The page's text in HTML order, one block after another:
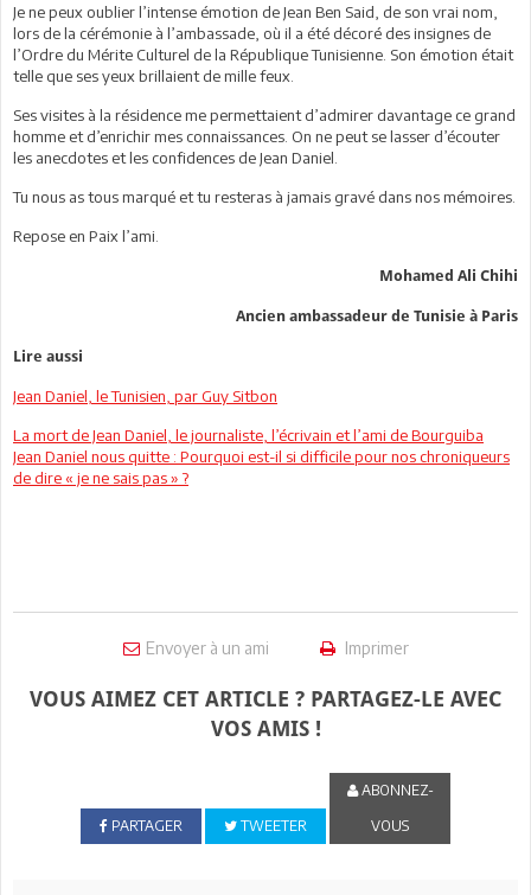
Je ne peux oublier l’intense émotion de Jean Ben Said, de son vrai nom,
lors de la cérémonie à l’ambassade, où il a été décoré des insignes de
l’Ordre du Mérite Culturel de la République Tunisienne. Son émotion était
telle que ses yeux brillaient de mille feux.
Ses visites à la résidence me permettaient d’admirer davantage ce grand
homme et d’enrichir mes connaissances. On ne peut se lasser d’écouter
les anecdotes et les confidences de Jean Daniel.
Tu nous as tous marqué et tu resteras à jamais gravé dans nos mémoires.
Repose en Paix l’ami.
Mohamed Ali Chihi
Ancien ambassadeur de Tunisie à Paris
Lire aussi
Jean Daniel, le Tunisien, par Guy Sitbon
La mort de Jean Daniel, le journaliste, l’écrivain et l’ami de Bourguiba
Jean Daniel nous quitte : Pourquoi est-il si difficile pour nos chroniqueurs
de dire « je ne sais pas » ?
Envoyer à un ami Imprimer
VOUS AIMEZ CET ARTICLE ? PARTAGEZ-LE AVEC
VOS AMIS !
PARTAGER TWEETER
ABONNEZ-
VOUS